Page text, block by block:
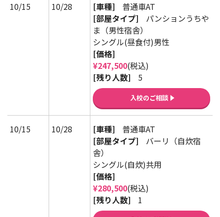
10/15 10/28 [車種]
普通車AT
[部屋タイプ]
パンションうちや
ま（男性宿舎）
シングル(昼食付)男性
[価格]
¥247,500(税込)
[残り人数]
5
入校のご相談
10/15 10/28 [車種]
普通車AT
[部屋タイプ]
バーリ（自炊宿
舎）
シングル(自炊)共用
[価格]
¥280,500(税込)
[残り人数]
1